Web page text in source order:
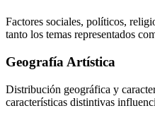
Factores sociales, políticos,
tanto los temas representados
Geografía Artística
Distribución geográfica y
características distintivas